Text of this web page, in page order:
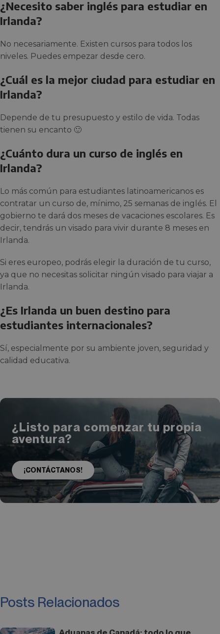
¿Necesito saber inglés para estudiar en
Irlanda?
No necesariamente. Existen cursos para todos los
niveles. Puedes empezar desde cero.
¿Cuál es la mejor ciudad para estudiar en
Irlanda?
Depende de tu presupuesto y estilo de vida. Todas
tienen su encanto 🙂
¿Cuánto dura un curso de inglés en
Irlanda?
Lo más común para estudiantes latinoamericanos es
contratar un curso de, mínimo, 25 semanas de inglés. El
gobierno te dará dos meses de vacaciones escolares. Es
decir, tendrás un visado para vivir durante 8 meses en
Irlanda.
Si eres europeo, podrás elegir la duración de tu curso,
ya que no necesitas solicitar ningún visado para viajar a
Irlanda.
¿Es Irlanda un buen destino para
estudiantes internacionales?
Sí, especialmente por su ambiente joven, seguridad y
calidad educativa.
¿Listo para comenzar tu propia
aventura?
¡CONTÁCTANOS!
Posts Relacionados